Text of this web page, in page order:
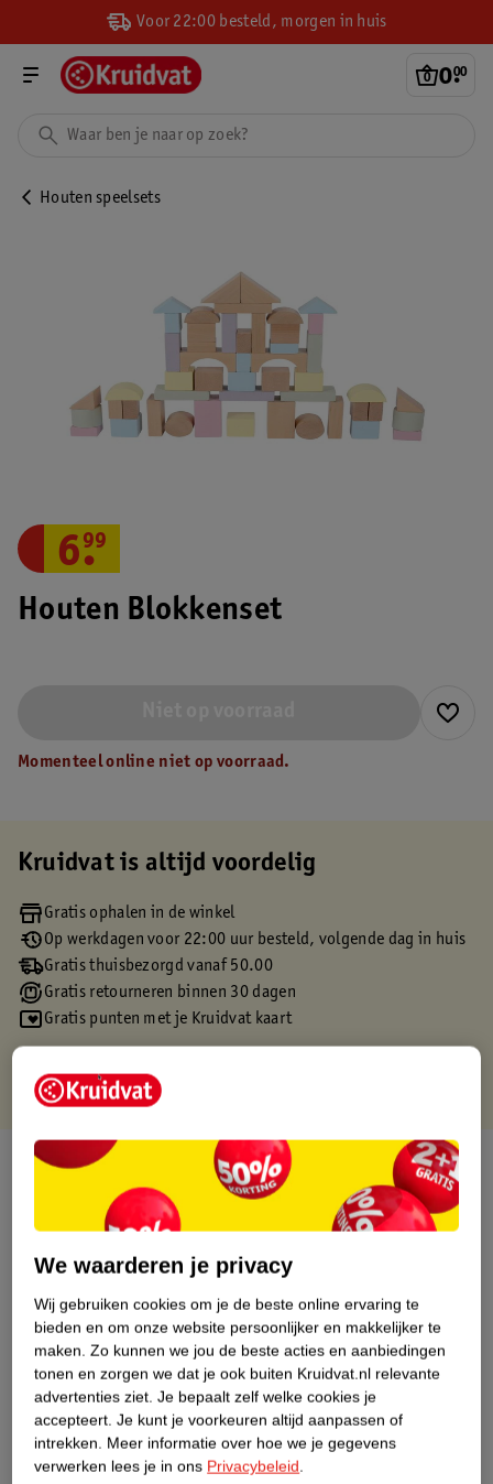
Voor 22:00 besteld, morgen in huis
0.
00
Houten speelsets
Houten Blokkenset
6.
99
Momenteel online niet op voorraad.
Kruidvat is altijd voordelig
Gratis ophalen in de winkel
Op werkdagen voor 22:00 uur besteld, volgende dag in huis
Gratis thuisbezorgd vanaf 50.00
Gratis retourneren binnen 30 dagen
Gratis punten met je Kruidvat kaart
Over dit product
Productinformatie
Etiketinformatie
Nature Impact Score
Dit product heeft (nog) geen Nature
Impact Score.
Meer informatie
We waarderen je privacy
Wij gebruiken cookies om je de beste online ervaring te
bieden en om onze website persoonlijker en makkelijker te
maken. Zo kunnen we jou de beste acties en aanbiedingen
tonen en zorgen we dat je ook buiten Kruidvat.nl relevante
advertenties ziet. Je bepaalt zelf welke cookies je
accepteert. Je kunt je voorkeuren altijd aanpassen of
intrekken. Meer informatie over hoe we je gegevens
verwerken lees je in ons Privacybeleid.